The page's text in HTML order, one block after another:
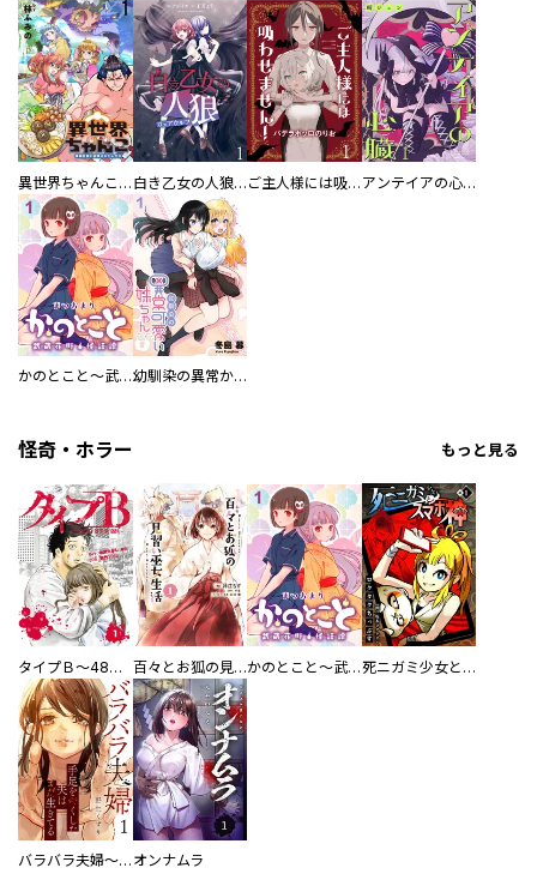
異世界ちゃんこ～横綱目前に召喚されたんだが～ 【連載版】 白き乙女の人狼（ウェアウルフ） 【連載版】 ご主人様には吸わせません！ 【連載版】 アンテイアの心臓 【連載版】
かのとこと～武蔵花町怪話譚～ 【連載版】 幼馴染の異常かわいい妹ちゃん 【連載版】
怪奇・ホラー もっと見る
タイプＢ～48時間後、致死率100％～【単話】 百々とお狐の見習い巫女生活【単行本版】 かのとこと～武蔵花町怪話譚～ 【連載版】 死ニガミ少女とスマホ神
バラバラ夫婦～手足をなくした夫はまだ生きてる オンナムラ